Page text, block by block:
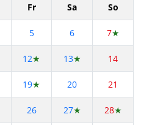
Fr Sa So
5 6 7★
12★ 13★ 14
19★ 20 21
26 27★ 28★